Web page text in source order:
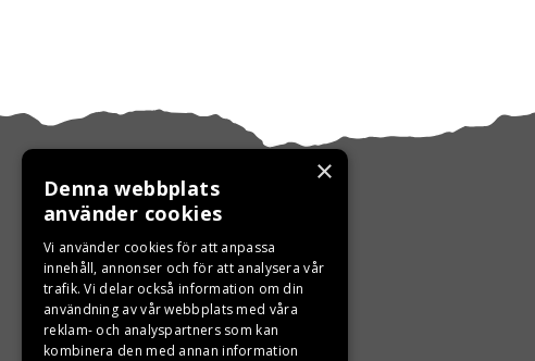
KONTAKTA OSS
Ångra ditt köp
0680-103 60
×
Denna webbplats
använder cookies
Vi använder cookies för att anpassa
innehåll, annonser och för att analysera vår
trafik. Vi delar också information om din
användning av vår webbplats med våra
reklam- och analyspartners som kan
kombinera den med annan information